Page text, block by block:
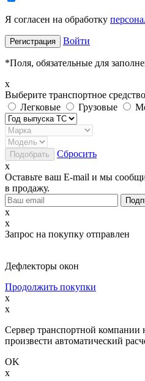
Я согласен на обработку
Войти
*Поля, обязательные для
x
Выберите транспортное средство
Легковые
Грузовые
Сбросить
x
Оставьте ваш E-mail и мы
в продажу.
x
x
Запрос на покупку отправлен
Дефлекторы окон
Продолжить покупки
x
x
Сервер транспортной компании
произвести автоматический
OK
x